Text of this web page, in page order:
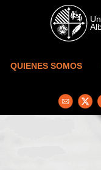
Skip to main content
QUIENES SOMOS